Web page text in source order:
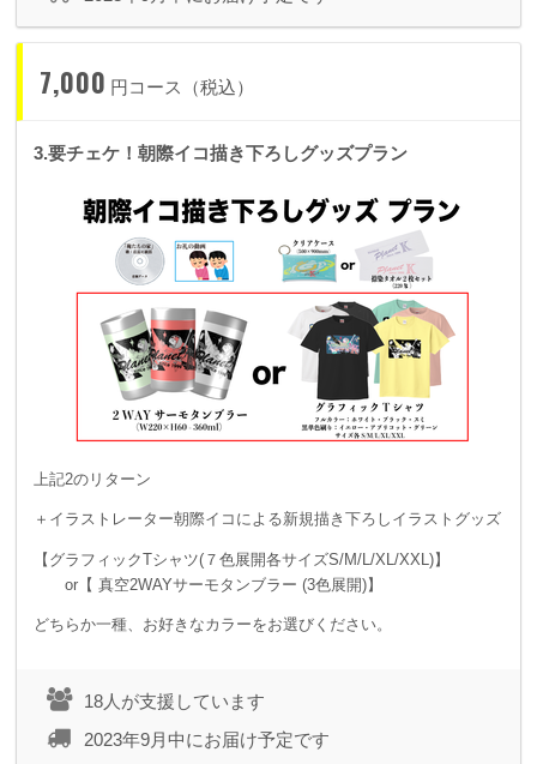
7,000 円コース（税込）
3.要チェケ！朝際イコ描き下ろしグッズプラン
上記2のリターン
＋イラストレーター朝際イコによる新規描き下ろしイラストグッズ
【グラフィックTシャツ(７色展開各サイズS/M/L/XL/XXL)】
or【 真空2WAYサーモタンブラー (3色展開)】
どちらか一種、お好きなカラーをお選びください。
18人が支援しています
2023年9月中にお届け予定です